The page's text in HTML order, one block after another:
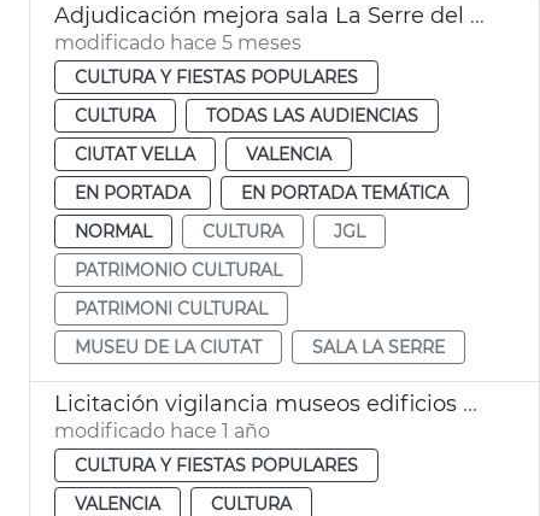
Adjudicación mejora sala La Serre del Museu de la Ciutat
modificado hace 5 meses
CULTURA Y FIESTAS POPULARES
CULTURA
TODAS LAS AUDIENCIAS
CIUTAT VELLA
VALENCIA
EN PORTADA
EN PORTADA TEMÁTICA
NORMAL
CULTURA
JGL
PATRIMONIO CULTURAL
PATRIMONI CULTURAL
MUSEU DE LA CIUTAT
SALA LA SERRE
Licitación vigilancia museos edificios históricos municipales València
modificado hace 1 año
CULTURA Y FIESTAS POPULARES
VALENCIA
CULTURA